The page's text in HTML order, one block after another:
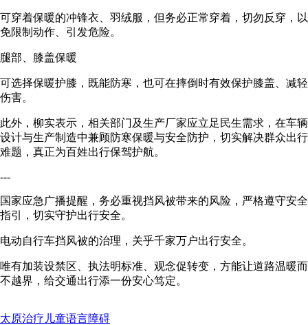
可穿着保暖的冲锋衣、羽绒服，但务必正常穿着，切勿反穿，以
免限制动作、引发危险。
腿部、膝盖保暖
可选择保暖护膝，既能防寒，也可在摔倒时有效保护膝盖、减轻
伤害。
此外，柳实表示，相关部门及生产厂家应立足民生需求，在车辆
设计与生产制造中兼顾防寒保暖与安全防护，切实解决群众出行
难题，真正为百姓出行保驾护航。
---
国家应急广播提醒，务必重视挡风被带来的风险，严格遵守安全
指引，切实守护出行安全。
电动自行车挡风被的治理，关乎千家万户出行安全。
唯有加装设禁区、执法明标准、观念促转变，方能让道路温暖而
不越界，给交通出行添一份安心笃定。
太原治疗儿童语言障碍